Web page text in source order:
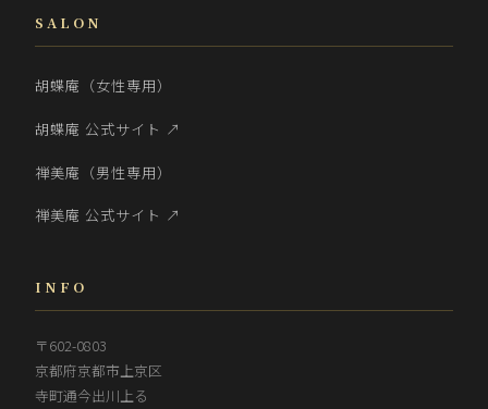
SALON
胡蝶庵（女性専用）
胡蝶庵 公式サイト ↗
禅美庵（男性専用）
禅美庵 公式サイト ↗
INFO
〒602-0803
京都府京都市上京区
寺町通今出川上る